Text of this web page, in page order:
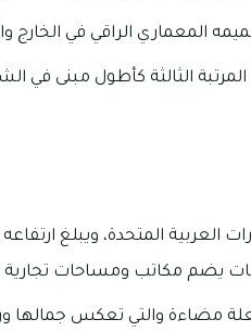
كان البرج يحتل المرتبة الثالثة
يضم مكاتب ومساحات تجارية
مضاءة والتي تعكس جمالها